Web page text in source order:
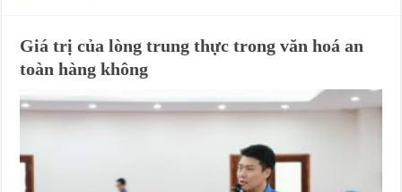
Giá trị của lòng trung thực trong văn hoá an
toàn hàng không